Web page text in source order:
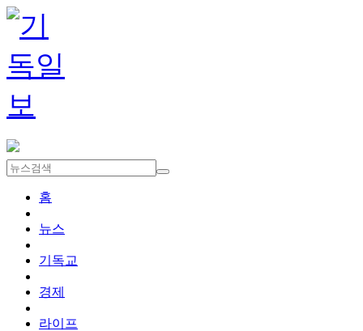
홈
뉴스
기독교
경제
라이프